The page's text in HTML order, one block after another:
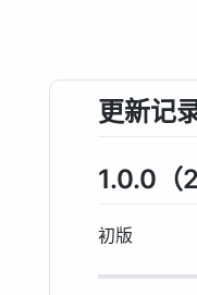
更新记
1.0.0（
初版